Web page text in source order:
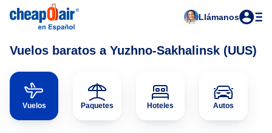
Llámanos
Vuelos baratos a Yuzhno-Sakhalinsk (UUS)
Vuelos Paquetes Hoteles Autos